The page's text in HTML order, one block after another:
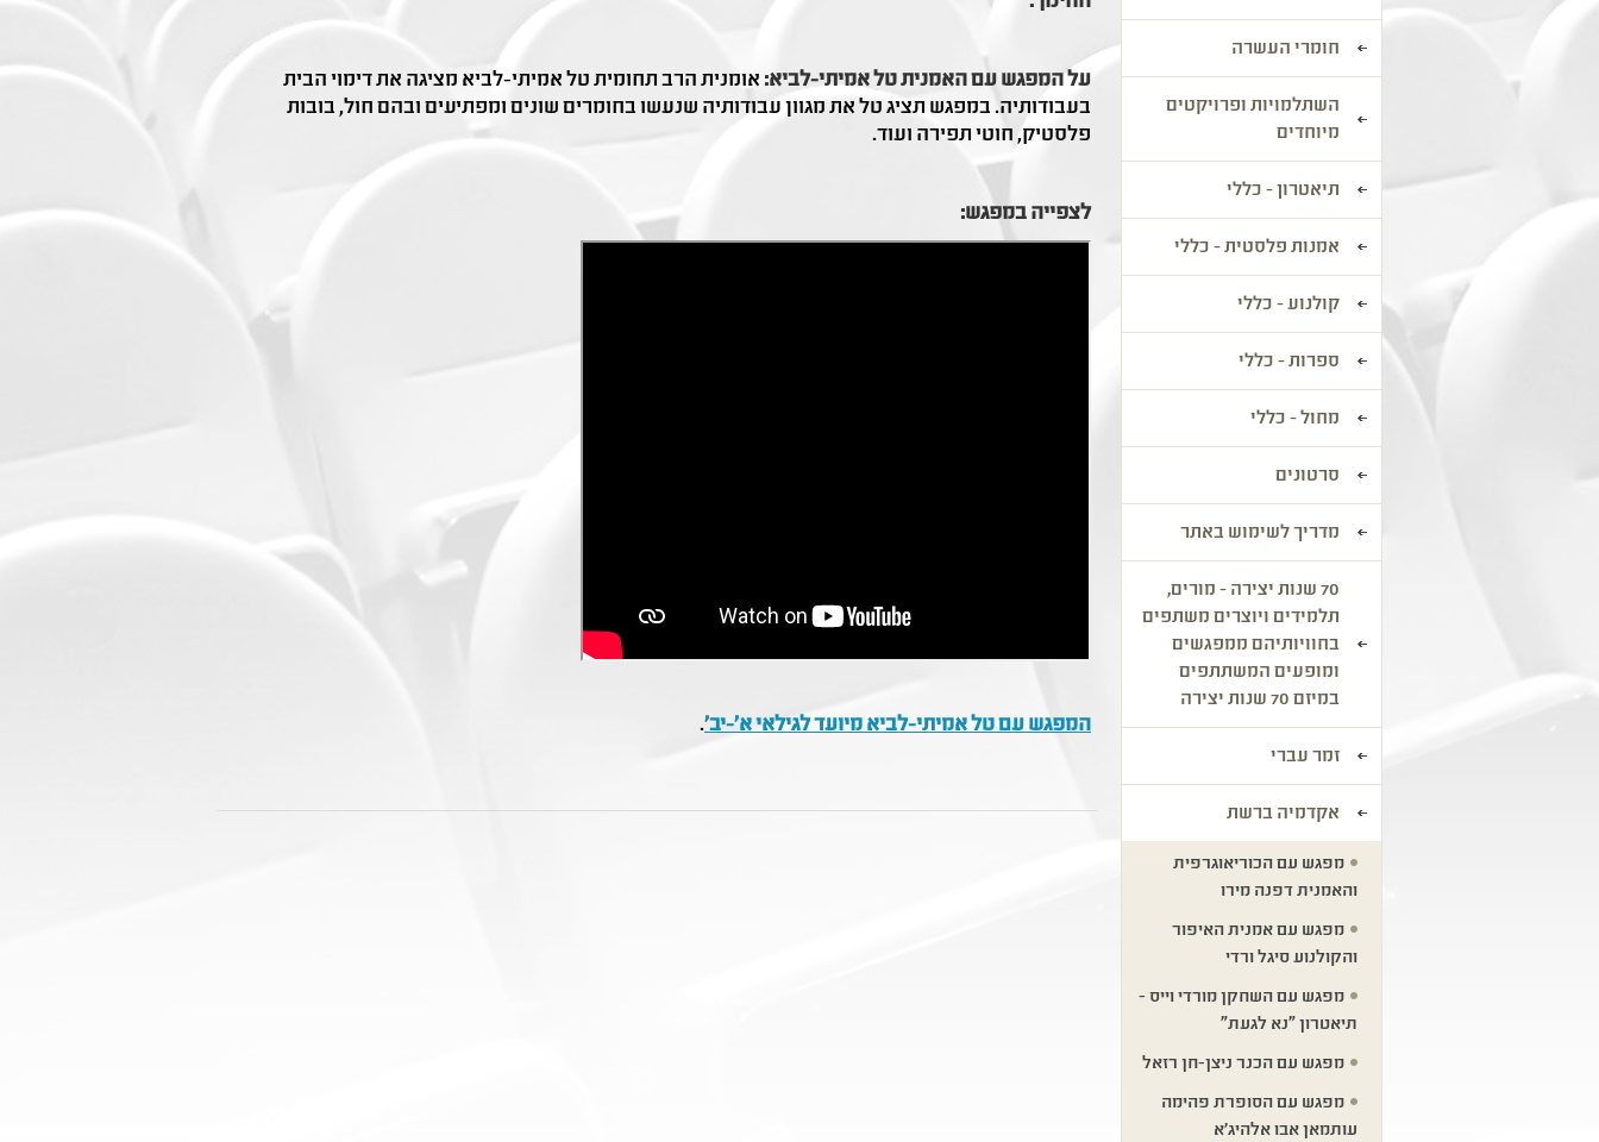
על המפגש עם האמנית טל אמיתי-לביא: אומנית הרב תחומית טל אמיתי-לביא מציגה את דימוי הבית
בעבודותיה. במפגש תציג טל את מגוון עבודותיה שנעשו בחומרים שונים ומפתיעים ובהם חול, בובות
פלסטיק, חוטי תפירה ועוד.
לצפייה במפגש:
המפגש עם טל אמיתי-לביא מיועד לגילאי א'-יב'.
חומרי העשרה
השתלמויות ופרויקטים
מיוחדים
תיאטרון - כללי
אמנות פלסטית - כללי
קולנוע - כללי
ספרות - כללי
מחול - כללי
סרטונים
מדריך לשימוש באתר
70 שנות יצירה - מורים,
תלמידים ויוצרים משתפים
בחוויותיהם ממפגשים
ומופעים המשתתפים
במיזם 70 שנות יצירה
זמר עברי
אקדמיה ברשת
מפגש עם הכוריאוגרפית
והאמנית דפנה מירו
מפגש עם אמנית האיפור
והקולנוע סיגל ורדי
מפגש עם השחקן מורדי וייס -
תיאטרון "נא לגעת"
מפגש עם הכנר ניצן-חן רזאל
מפגש עם הסופרת פהימה
עותמאן אבו אלהיג׳א